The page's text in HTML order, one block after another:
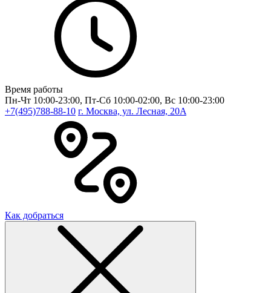
Время работы
Пн-Чт 10:00-23:00, Пт-Сб 10:00-02:00, Вс 10:00-23:00
+7(495)788-88-10 г. Москва, ул. Лесная, 20A
Как добраться